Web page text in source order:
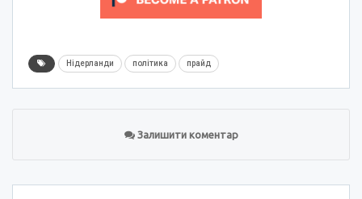
Нідерланди політика прайд
Залишити коментар